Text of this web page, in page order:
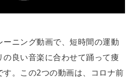
ーニング動画で、短時間の運動
良い音楽に合わせて踊って痩
。この2つの動画は、コロナ前